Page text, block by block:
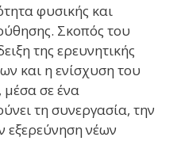
φυσικής και
Σκοπός του
της ερευνητικής
και η ενίσχυση του
σε ένα
τη συνεργασία, την
εξερεύνηση νέων